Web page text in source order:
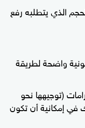
الذي يتطلبه رفع
واضحة لطريقة
(توجيهها نحو
إمكانية أن تكون